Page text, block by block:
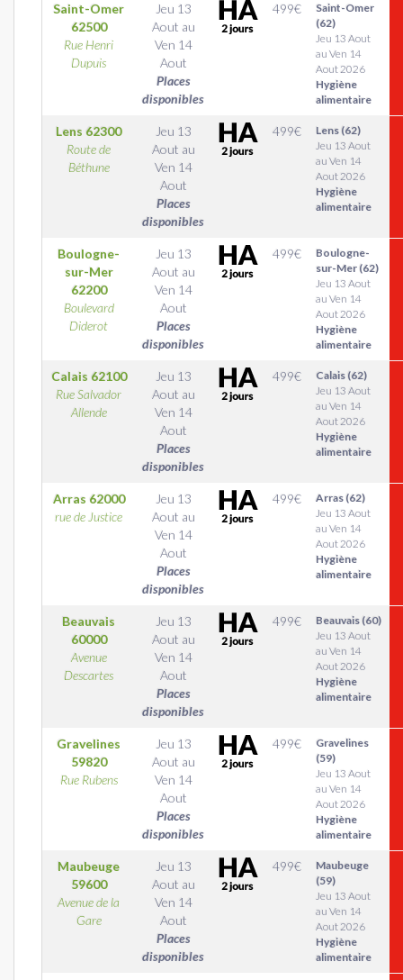
Saint-Omer
62500
Rue Henri
Dupuis
Jeu 13
Aout au
Ven 14
Aout
Places
disponibles
499€
Saint-Omer
(62)
Jeu 13 Aout
au Ven 14
Aout 2026
Hygiène
alimentaire
Lens 62300
Route de
Béthune
Jeu 13
Aout au
Ven 14
Aout
Places
disponibles
499€
Lens (62)
Jeu 13 Aout
au Ven 14
Aout 2026
Hygiène
alimentaire
Boulogne-
sur-Mer
62200
Boulevard
Diderot
Jeu 13
Aout au
Ven 14
Aout
Places
disponibles
499€
Boulogne-
sur-Mer (62)
Jeu 13 Aout
au Ven 14
Aout 2026
Hygiène
alimentaire
Calais 62100
Rue Salvador
Allende
Jeu 13
Aout au
Ven 14
Aout
Places
disponibles
499€
Calais (62)
Jeu 13 Aout
au Ven 14
Aout 2026
Hygiène
alimentaire
Arras 62000
rue de Justice
Jeu 13
Aout au
Ven 14
Aout
Places
disponibles
499€
Arras (62)
Jeu 13 Aout
au Ven 14
Aout 2026
Hygiène
alimentaire
Beauvais
60000
Avenue
Descartes
Jeu 13
Aout au
Ven 14
Aout
Places
disponibles
499€
Beauvais (60)
Jeu 13 Aout
au Ven 14
Aout 2026
Hygiène
alimentaire
Gravelines
59820
Rue Rubens
Jeu 13
Aout au
Ven 14
Aout
Places
disponibles
499€
Gravelines
(59)
Jeu 13 Aout
au Ven 14
Aout 2026
Hygiène
alimentaire
Maubeuge
59600
Avenue de la
Gare
Jeu 13
Aout au
Ven 14
Aout
Places
disponibles
499€
Maubeuge
(59)
Jeu 13 Aout
au Ven 14
Aout 2026
Hygiène
alimentaire